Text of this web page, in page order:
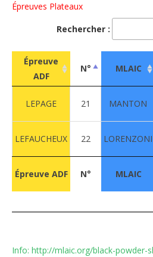
Épreuves Plateaux
Rechercher :
Épreuve
ADF
N° MLAIC
ADF
LEPAGE 21 MANTON
LEFAUCHEUX 22 LORENZONI
Épreuve ADF N° MLAIC
Info: http://mlaic.org/black-powder-